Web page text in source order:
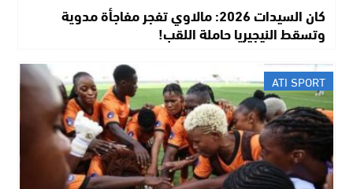
كان السيدات 2026: مالاوي تفجر مفاجأة مدوية
وتسقط النيجيريا حاملة اللقب!
ATI SPORT